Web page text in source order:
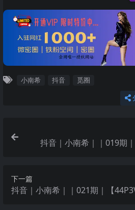
小南希 抖音 觅圈
抖音｜小南希｜｜019期
下一篇
抖音｜小南希｜｜021期｜【